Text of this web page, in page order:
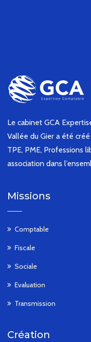
Le cabinet GCA
Vallée du Gier a été
TPE, PME, Professions
association dans
Missions
Comptable
Fiscale
Sociale
Evaluation
Transmission
Création